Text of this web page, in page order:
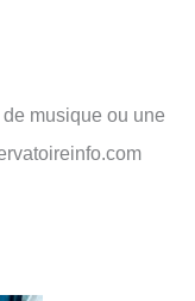
musique ou une